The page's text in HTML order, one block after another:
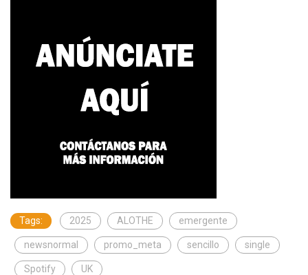
Tags: 2025 ALOTHE emergente
newsnormal promo_meta sencillo single
Spotify UK